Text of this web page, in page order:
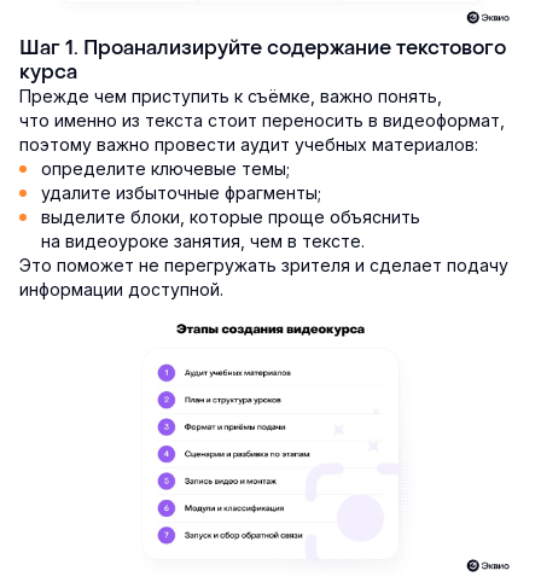
Шаг 1. Проанализируйте содержание текстового
курса
Прежде чем приступить к съёмке, важно понять,
что именно из текста стоит переносить в видеоформат,
поэтому важно провести аудит учебных материалов:
определите ключевые темы;
удалите избыточные фрагменты;
выделите блоки, которые проще объяснить
на видеоуроке занятия, чем в тексте.
Это поможет не перегружать зрителя и сделает подачу
информации доступной.